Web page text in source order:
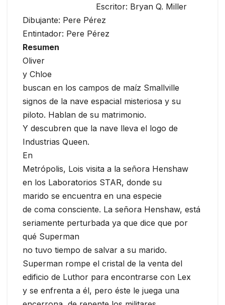
Escritor: Bryan Q. Miller
Dibujante: Pere Pérez
Entintador: Pere Pérez
Resumen
Oliver
y Chloe
buscan en los campos de maíz Smallville
signos de la nave espacial misteriosa y su
piloto. Hablan de su matrimonio.
Y descubren que la nave lleva el logo de
Industrias Queen.
En
Metrópolis, Lois visita a la señora Henshaw
en los Laboratorios STAR, donde su
marido se encuentra en una especie
de coma consciente. La señora Henshaw, está
seriamente perturbada ya que dice que por
qué Superman
no tuvo tiempo de salvar a su marido.
Superman rompe el cristal de la venta del
edificio de Luthor para encontrarse con Lex
y se enfrenta a él, pero éste le juega una